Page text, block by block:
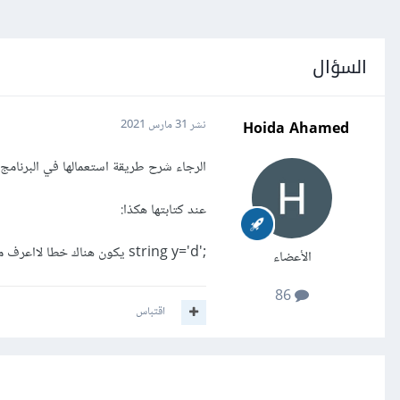
السؤال
Hoida Ahamed
الأعضاء
نشر 31 مارس 2021
الرجاء شرح طريقة استعمالها في
عند كتابتها هكذا:
;'string y='d يكون هناك خطا لااعرف ماالسبب
اقتباس